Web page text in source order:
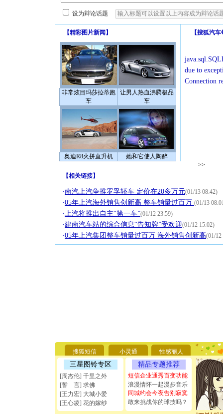
设为辩论话题
【精彩图片新闻 】
非常炫目玛莎拉蒂跑
车
让男人热血沸腾极品
车
奥迪R8火拼直升机 她和它使人陶醉
【搜狐汽车
due to
Connection
>>
【相关链接】
·南汽上汽争推罗孚轿车 定价在20多万元(01/13 08:42)
·05年上汽海外销售创新高 整车销量过百万 (01/13
·上汽将推出自主“第一车”(01/12 23:59)
·建南汽车站的综合信息“告知牌”受欢迎(01/12 15:02)
·05年上汽集团整车销量过百万 海外销售创新高(01/12
搜狐短信 小灵通 性感丽人
三星图铃专区
[周杰伦] 千里之外
[誓 言] 求佛
[王力宏] 大城小爱
[王心凌] 花的嫁纱
精品专题推荐
短信企业通秀百变功能
浪漫情怀一起漫步音乐
同城约会今夜告别寂寞
敢来挑战你的球技吗？
[圣诞节]
能正大
天都要快
[圣诞节]
如意,快
[元旦]看
断电。爱
你是我专
[元旦]如